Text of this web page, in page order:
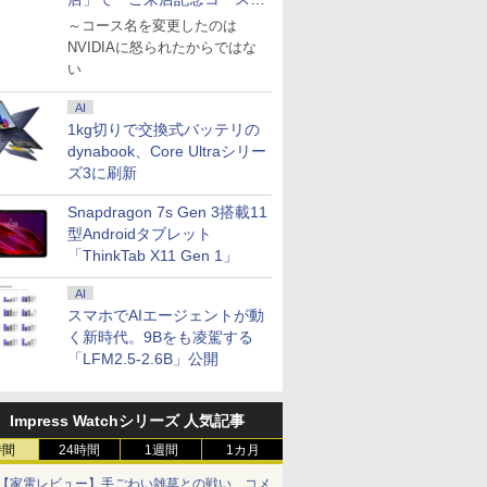
を娘と堪能
～コース名を変更したのは
NVIDIAに怒られたからではな
い
AI
1kg切りで交換式バッテリの
dynabook、Core Ultraシリー
ズ3に刷新
Snapdragon 7s Gen 3搭載11
型Androidタブレット
「ThinkTab X11 Gen 1」
AI
スマホでAIエージェントが動
く新時代。9Bをも凌駕する
「LFM2.5-2.6B」公開
Impress Watchシリーズ 人気記事
24時間 1週間 1カ月
家電レビュー】手ごわい雑草との戦い、コメ